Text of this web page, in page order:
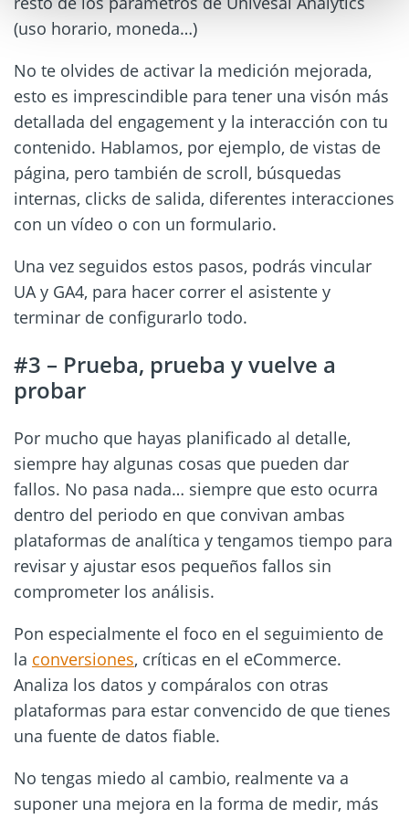
(uso horario, moneda…)
No te olvides de activar la medición mejorada,
esto es imprescindible para tener una visón más
detallada del engagement y la interacción con tu
contenido. Hablamos, por ejemplo, de vistas de
página, pero también de scroll, búsquedas
internas, clicks de salida, diferentes interacciones
con un vídeo o con un formulario.
Una vez seguidos estos pasos, podrás vincular
UA y GA4, para hacer correr el asistente y
terminar de configurarlo todo.
#3 – Prueba, prueba y vuelve a
probar
Por mucho que hayas planificado al detalle,
siempre hay algunas cosas que pueden dar
fallos. No pasa nada… siempre que esto ocurra
dentro del periodo en que convivan ambas
plataformas de analítica y tengamos tiempo para
revisar y ajustar esos pequeños fallos sin
comprometer los análisis.
Pon especialmente el foco en el seguimiento de
la conversiones, críticas en el eCommerce.
Analiza los datos y compáralos con otras
plataformas para estar convencido de que tienes
una fuente de datos fiable.
No tengas miedo al cambio, realmente va a
suponer una mejora en la forma de medir, más